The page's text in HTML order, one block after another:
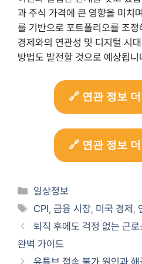
과 주식 가격에 큰 영향을 미치
를 기반으로 포트폴리오를 조
경제와의 연관성 및 디지털 시
방법도 발전할 것으로 예상됩니
🔗 연관 정보
🔗 연관 정보
Categories
일상정보
Tags
CPI,금융 시장, 미국 경제 ,
퇴직 후에도 걱정 없는 근
완벽 가이드